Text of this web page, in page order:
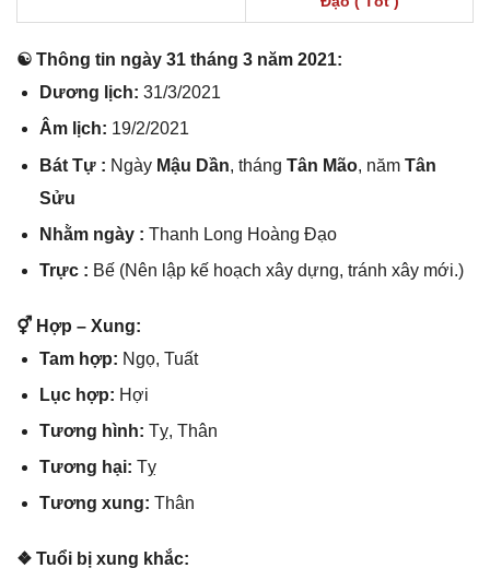
☯ Thônɡ tin ngày 31 thánɡ 3 năm 2021:
Dươnɡ lịch: 31/3/2021
Âm lịch: 19/2/2021
Bát Tự : Ngày Mậu Dần, thánɡ Tân Mão, năm Tân
Sửu
Nhằm ngày : Thanh Lonɡ Hoànɡ Đạo
Trực : Bế (Nên lập kế hoạch xây dựng, tránh xây mới.)
⚥ Hợp – Xung:
Tam hợp: Ngọ, Tuất
Lục hợp: Hợi
Tươnɡ hình: Tỵ, Thân
Tươnɡ hại: Tỵ
Tươnɡ xung: Thân
❖ Tuổi bị xunɡ khắc: